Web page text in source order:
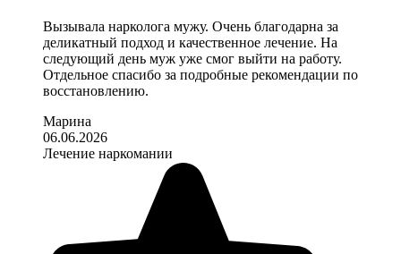
Вызывала нарколога мужу. Очень благодарна за
деликатный подход и качественное лечение. На
следующий день муж уже смог выйти на работу.
Отдельное спасибо за подробные рекомендации по
восстановлению.
Марина
06.06.2026
Лечение наркомании